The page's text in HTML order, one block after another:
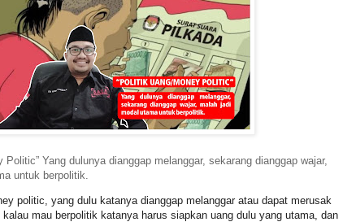
Politic” Yang dulunya dianggap melanggar, sekarang dianggap wajar,
untuk berpolitik.
politic, yang dulu katanya dianggap melanggar atau dapat merusak
mau berpolitik katanya harus siapkan uang dulu yang utama, dan